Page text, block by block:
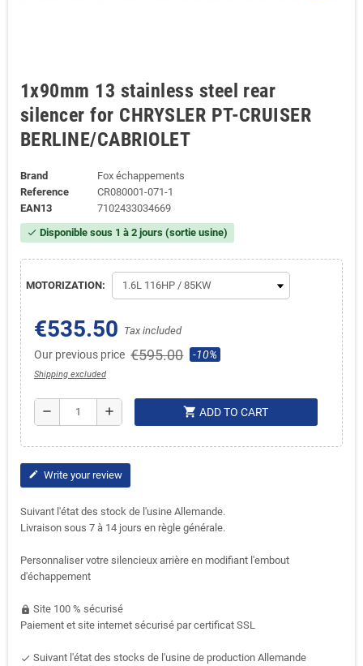
1x90mm 13 stainless steel rear
silencer for CHRYSLER PT-CRUISER
BERLINE/CABRIOLET
Brand
Fox échappements
Reference
CR080001-071-1
EAN13
7102433034669
check Disponible sous 1 à 2 jours (sortie usine)
MOTORIZATION:
€535.50 Tax included
Our previous price €595.00 -10%
Shipping excluded
remove add shopping_cart ADD TO CART
edit Write your review
Suivant l'état des stock de l'usine Allemande.
Livraison sous 7 à 14 jours en règle générale.
Personnaliser votre silencieux arrière en modifiant l'embout
d'échappement
https Site 100 % sécurisé
Paiement et site internet sécurisé par certificat SSL
done Suivant l'état des stocks de l'usine de production Allemande